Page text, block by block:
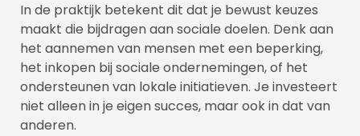
In de praktijk betekent dit dat je bewust keuzes
maakt die bijdragen aan sociale doelen. Denk aan
het aannemen van mensen met een beperking,
het inkopen bij sociale ondernemingen, of het
ondersteunen van lokale initiatieven. Je investeert
niet alleen in je eigen succes, maar ook in dat van
anderen.